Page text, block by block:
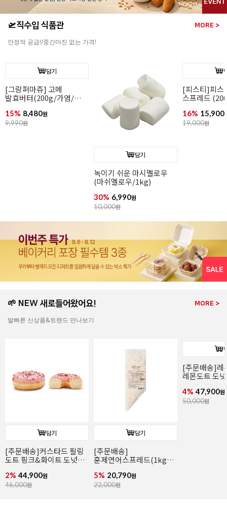
🛫직수입 식품관 MORE >
안정적 공급!/중간마진 없는 가격!
담기
[그랑퍼마쥬] 고메
발효버터(200g/가염/
15% 8,480원
9,990원
담기
녹이기 쉬운 마시멜로우
(마쉬멜로우/1kg)
30% 6,990원
10,000원
[피스티]피스
스프레드
16% 15,900
19,000원
🌱 NEW 새로들어왔어요! MORE >
발빠른 신상품&트랜드 만나보기
담기
[주문배송]커스타드 필링
도트 핑크&화이트 도넛
2% 44,900원
46,000원
담기
[주문배송]
훈제연어스프레드(1kg/
5% 20,790원
22,000원
[주문배송]레
레몬도트 도넛
4% 47,900원
50,000원